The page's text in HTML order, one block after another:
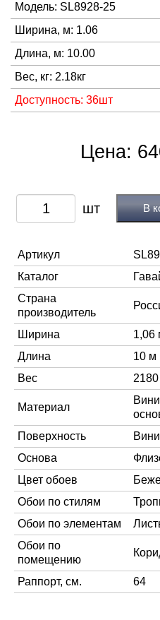
Модель: SL8928-25
Ширина, м: 1.06
Длина, м: 10.00
Вес, кг: 2.18кг
Доступность: 36шт
Цена:
В
Артикул
Каталог
Страна
производитель
Ширина
1,06
Длина
10 м
Вес
2180
Материал
Поверхность
Основа
Цвет обоев
Обои по стилям
Обои по элементам
Обои по
помещению
Раппорт, см. 64